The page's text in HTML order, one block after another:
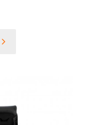
Następne produkty